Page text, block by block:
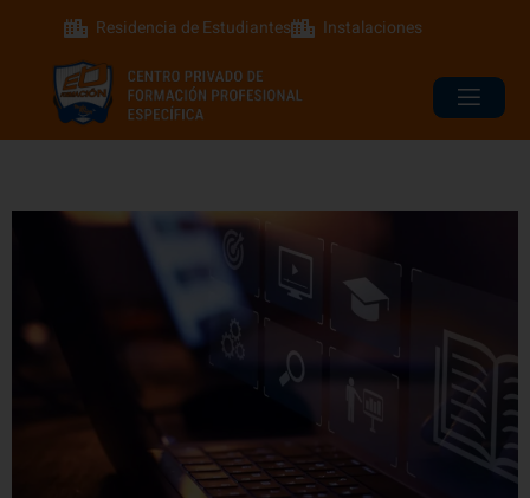
Residencia de Estudiantes Instalaciones